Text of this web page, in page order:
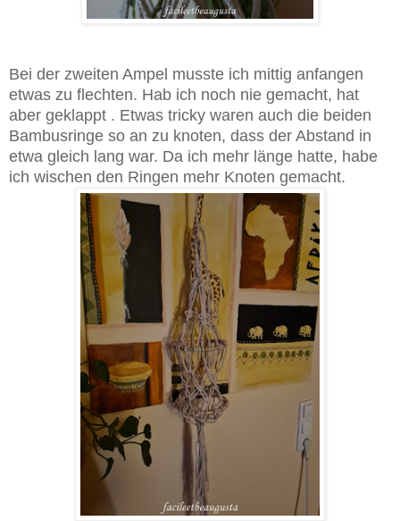
Bei der zweiten Ampel musste ich mittig anfangen
etwas zu flechten. Hab ich noch nie gemacht, hat
aber geklappt . Etwas tricky waren auch die beiden
Bambusringe so an zu knoten, dass der Abstand in
etwa gleich lang war. Da ich mehr länge hatte, habe
ich wischen den Ringen mehr Knoten gemacht.